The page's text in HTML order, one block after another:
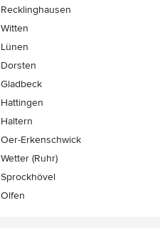
Recklinghausen
Witten
Lünen
Dorsten
Gladbeck
Hattingen
Haltern
Oer-Erkenschwick
Wetter (Ruhr)
Sprockhövel
Olfen